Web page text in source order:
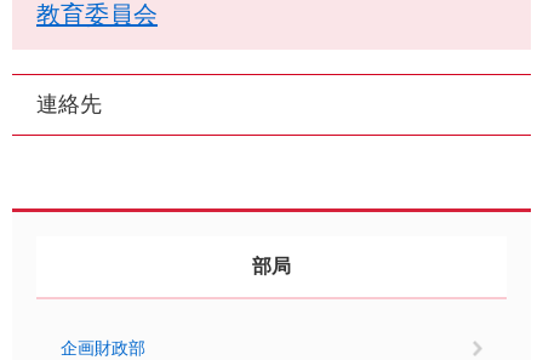
教育委員会
連絡先
部局
企画財政部